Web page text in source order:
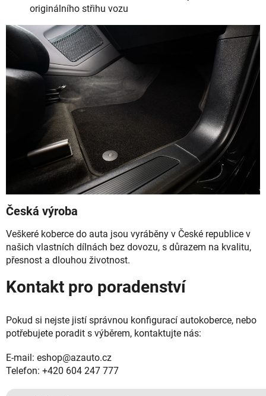
originálního střihu vozu
Česká výroba
Veškeré koberce do auta jsou vyráběny v České republice v
našich vlastních dílnách bez dovozu, s důrazem na kvalitu,
přesnost a dlouhou životnost.
Kontakt pro poradenství
Pokud si nejste jistí správnou konfigurací autokoberce, nebo
potřebujete poradit s výběrem, kontaktujte nás:
E-mail: eshop@azauto.cz
Telefon: +420 604 247 777